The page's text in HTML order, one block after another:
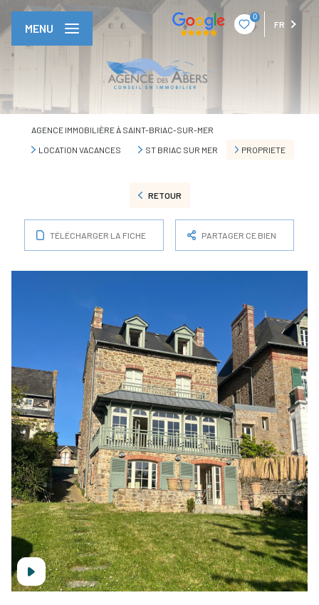
0
FR
MENU
AGENCE IMMOBILIÈRE À SAINT-BRIAC-SUR-MER
LOCATION VACANCES
ST BRIAC SUR MER PROPRIETE
RETOUR
TÉLÉCHARGER LA FICHE PARTAGER CE BIEN